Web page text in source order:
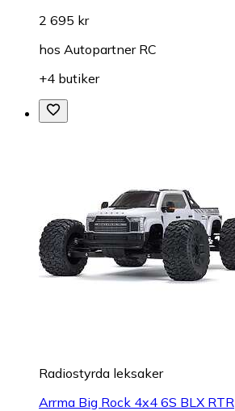
2 695 kr
hos Autopartner RC
+4 butiker
Radiostyrda leksaker
Arrma Big Rock 4x4 6S BLX RTR